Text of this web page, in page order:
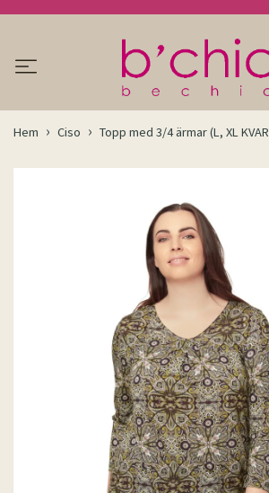
Hem Ciso Topp med 3/4 ärmar (L, XL